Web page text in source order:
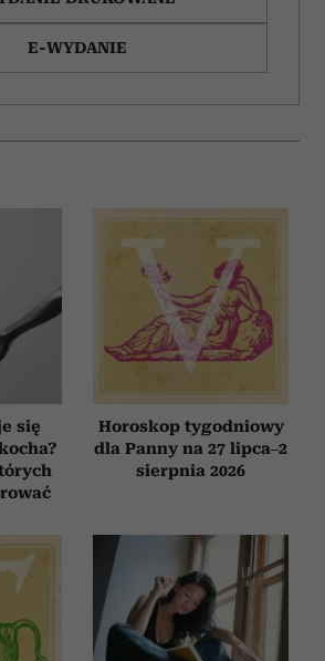
E-WYDANIE
się
Horoskop tygodniowy
dla Panny na 27 lipca–2
sierpnia 2026